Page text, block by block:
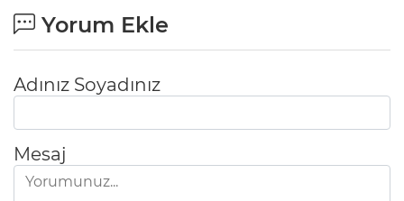
Yorum Ekle
Adınız Soyadınız
Mesaj